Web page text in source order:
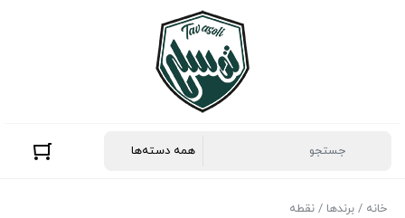
خانه / برندها / نقطه